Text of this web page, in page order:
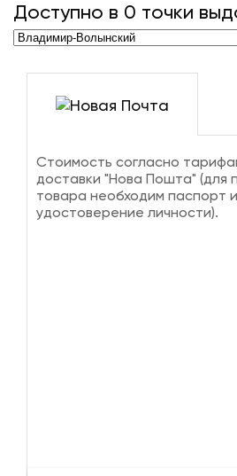
Доступно в 0 точки
Стоимость согласно
доставки "Нова Пошта" (для
товара необходим паспорт
удостоверение личности).